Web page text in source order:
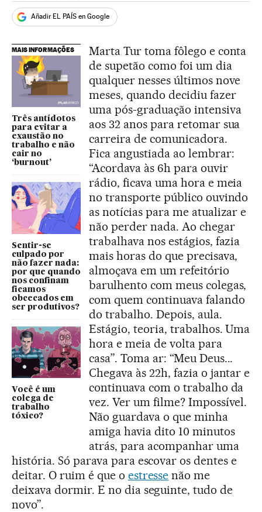
Añadir EL PAÍS en Google
MAIS INFORMAÇÕES
Três antídotos
para evitar a
exaustão no
trabalho e não
cair no
‘burnout’
Sentir-se
culpado por
não fazer nada:
por que quando
nos confinam
ficamos
obcecados em
ser produtivos?
Você é um
colega de
trabalho
tóxico?
Marta Tur toma fôlego e conta
de supetão como foi um dia
qualquer nesses últimos nove
meses, quando decidiu fazer
uma pós-graduação intensiva
aos 32 anos para retomar sua
carreira de comunicadora.
Fica angustiada ao lembrar:
“Acordava às 6h para ouvir
rádio, ficava uma hora e meia
no transporte público ouvindo
as notícias para me atualizar e
não perder nada. Ao chegar
trabalhava nos estágios, fazia
mais horas do que precisava,
almoçava em um refeitório
barulhento com meus colegas,
com quem continuava falando
do trabalho. Depois, aula.
Estágio, teoria, trabalhos. Uma
hora e meia de volta para
casa”. Toma ar: “Meu Deus...
Chegava às 22h, fazia o jantar e
continuava com o trabalho da
vez. Ver um filme? Impossível.
Não guardava o que minha
amiga havia dito 10 minutos
atrás, para acompanhar uma
história. Só parava para escovar os dentes e
deitar. O ruim é que o estresse não me
deixava dormir. E no dia seguinte, tudo de
novo”.